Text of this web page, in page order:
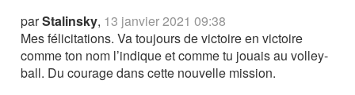
parStalinsky, 13 janvier 2021 09:38
Mes félicitations. Va toujours de victoire en victoire
comme ton nom l’indique et comme tu jouais au volley-
ball. Du courage dans cette nouvelle mission.